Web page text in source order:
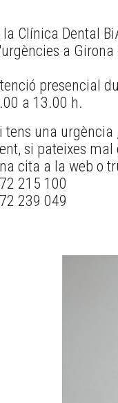
la Clínica Dental
a
presencial
a 13.00 h.
tens una
si pateixes
cita a la web o
215 100
239 049